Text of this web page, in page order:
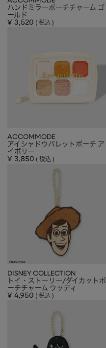
ハンドミラーポーチチャーム ゴ
ールド
¥ 3,520 税込
ACCOMMODE
アイシャドウパレットポーチ ア
イボリー
¥ 3,850 税込
DISNEY COLLECTION
トイ・ストーリー/ダイカットポ
ーチチャーム ウッディ
¥ 4,950 税込